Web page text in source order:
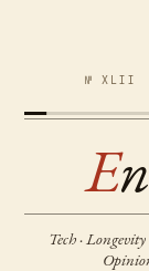
№ XLII
E
Tech ·